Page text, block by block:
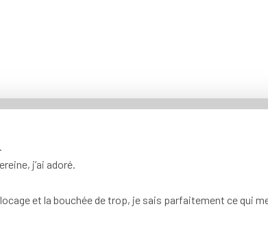
j’ai adoré.
et la bouchée de trop, je sais parfaitement ce qui